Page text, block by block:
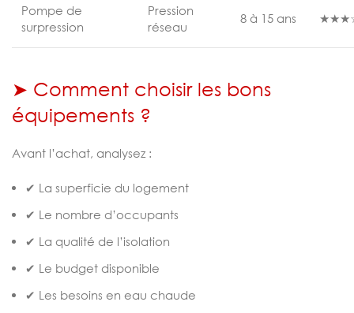
Pompe de
surpression
Pression
réseau
8 à 15 ans
➤ Comment choisir les bons
équipements ?
Avant l’achat, analysez :
✔ La superficie du logement
✔ Le nombre d’occupants
✔ La qualité de l’isolation
✔ Le budget disponible
✔ Les besoins en eau chaude